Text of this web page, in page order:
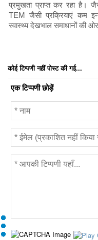
प्रमुखता प्राप्त कर रहा है।
TEM जैसी प्रक्रियाएं कम
स्वास्थ्य देखभाल समाधानों की
कोई टिप्पणी नहीं पोस्ट की गई...
एक टिप्पणी छोड़ें